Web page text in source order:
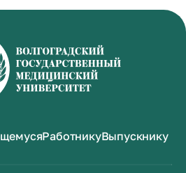
РаботникуВыпускнику